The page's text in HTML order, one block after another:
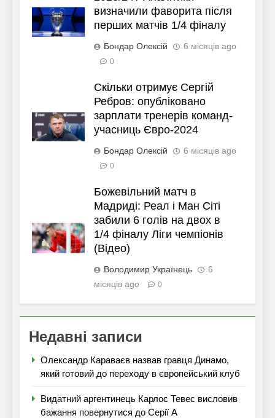
визначили фаворита після
перших матчів 1/4 фіналу
Бондар Олексій 6 місяців ago
0
Скільки отримує Сергій
Ребров: опубліковано
зарплати тренерів команд-
учасниць Євро-2024
Бондар Олексій 6 місяців ago
0
Божевільний матч в
Мадриді: Реал і Ман Сіті
забили 6 голів на двох в
1/4 фіналу Ліги чемпіонів
(Відео)
Володимир Українець
6
місяців ago
0
Недавні записи
Олександр Караваєв назвав гравця Динамо,
який готовий до переходу в європейський клуб
Видатний аргентинець Карлос Тевес висловив
бажання повернутися до Серії А